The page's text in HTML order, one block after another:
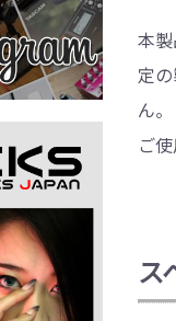
本
定
ん。
ご
ス